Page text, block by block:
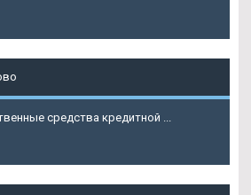
средства кредитной ...